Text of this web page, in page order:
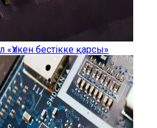
«Үлкен бестікке қарсы»